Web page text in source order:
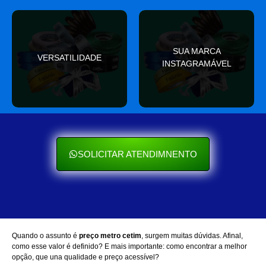
VERSATILIDADE
Se encaixa em qualquer
ocasião e sempre agrega
valor
SUA MARCA
INSTAGRAMÁVEL
Seu cliente ama mostrar
nas redes sociais
SOLICITAR ATENDIMNENTO
Quando o assunto é preço metro cetim, surgem muitas dúvidas. Afinal,
como esse valor é definido? E mais importante: como encontrar a melhor
opção, que una qualidade e preço acessível?